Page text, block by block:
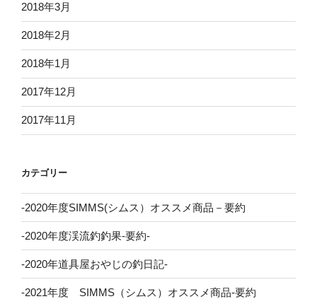
2018年3月
2018年2月
2018年1月
2017年12月
2017年11月
カテゴリー
-2020年度SIMMS(シムス）オススメ商品－要約
-2020年度渓流釣釣果-要約-
-2020年道具屋おやじの釣日記-
-2021年度 SIMMS（シムス）オススメ商品-要約